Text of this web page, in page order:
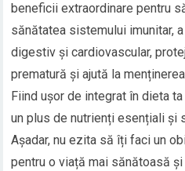
beneficii extraordinare pentru
sănătatea sistemului imunitar,
digestiv și cardiovascular,
prematură și ajută la
Fiind ușor de integrat în dieta
un plus de nutrienți esențiali și
Așadar, nu ezita să îți faci un
pentru o viață mai sănătoasă